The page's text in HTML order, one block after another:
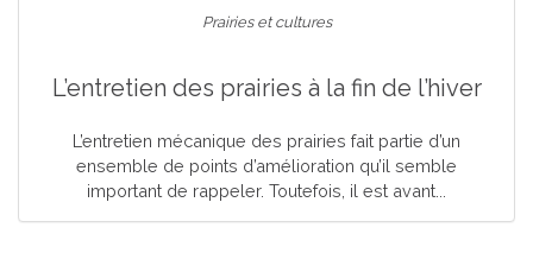
Prairies et cultures
L’entretien des prairies à la fin de l’hiver
L’entretien mécanique des prairies fait partie d’un
ensemble de points d’amélioration qu’il semble
important de rappeler. Toutefois, il est avant...